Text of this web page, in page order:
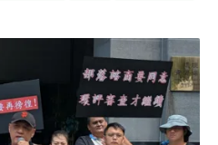
湖、八桑安、和平、比西里
族珍貴的傳統醫療知識與實
自然療癒系統邱健維指出，本
族行政處自2020年啟動「推動
的延伸成果。縣府與台東大
以更具彈性與在地性的策略，